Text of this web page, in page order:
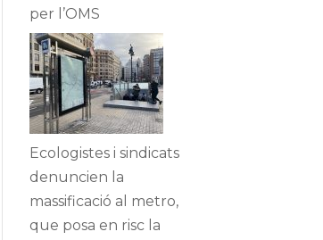
per l’OMS
Ecologistes i sindicats
denuncien la
massificació al metro,
que posa en risc la